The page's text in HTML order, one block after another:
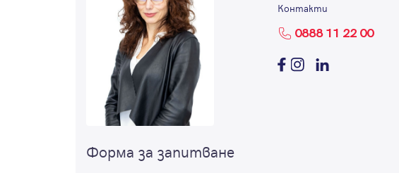
Контакти
0888 11 22 00
Форма за запитване